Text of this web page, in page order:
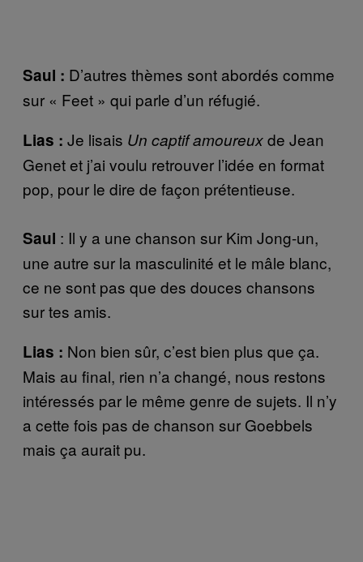
Saul : D’autres thèmes sont abordés comme
sur « Feet » qui parle d’un réfugié.
Lias : Je lisais Un captif amoureuxde Jean
Genet et j’ai voulu retrouver l’idée en format
pop, pour le dire de façon prétentieuse.
Saul : Il y a une chanson sur Kim Jong-un,
une autre sur la masculinité et le mâle blanc,
ce ne sont pas que des douces chansons
sur tes amis.
Lias : Non bien sûr, c’est bien plus que ça.
Mais au final, rien n’a changé, nous restons
intéressés par le même genre de sujets. Il n’y
a cette fois pas de chanson sur Goebbels
mais ça aurait pu.